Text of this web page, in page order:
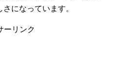
になっています。
ーリンク